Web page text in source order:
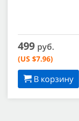
499 руб.
(US $7.96)
В корзину